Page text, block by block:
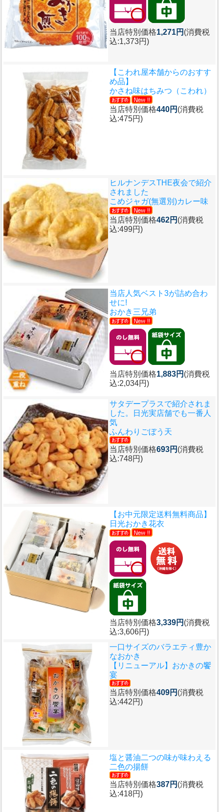
当店特別価格1,271円 (消費税
込:1,373円)
【こわれ屋本舗からのおすす
め品】
かさね味はちみつ（こわれ）
当店特別価格440円 (消費税
込:475円)
ヒルナンデスTHE夜会で紹介
されました
こめジャガ(無選別)カレー味
当店特別価格462円 (消費税
込:499円)
当店人気ベスト3が詰め合わ
せに!
おかき三兄弟
当店特別価格1,883円 (消費税
込:2,034円)
サタデープラスで紹介されま
した。日光実店舗でも一番人
気
ふんわりごぼう天
当店特別価格693円 (消費税
込:748円)
【お中元限定送料無料商品】
日光おかき花衣
当店特別価格3,339円 (消費税
込:3,606円)
一口サイズのバラエティ豊か
なおかき
【リニューアル】おかきの饗
宴
当店特別価格409円 (消費税
込:442円)
塩と醤油二つの味が味わえる
二色の揚餅
当店特別価格387円 (消費税
込:418円)